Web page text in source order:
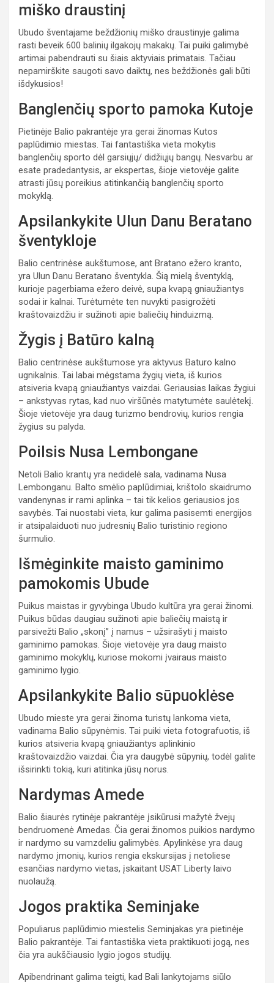
miško draustinį
Ubudo šventajame beždžionių miško draustinyje galima
rasti beveik 600 balinių ilgakojų makakų. Tai puiki galimybė
artimai pabendrauti su šiais aktyviais primatais. Tačiau
nepamirškite saugoti savo daiktų, nes beždžionės gali būti
išdykusios!
Banglenčių sporto pamoka Kutoje
Pietinėje Balio pakrantėje yra gerai žinomas Kutos
paplūdimio miestas. Tai fantastiška vieta mokytis
banglenčių sporto dėl garsiųjų/ didžiųjų bangų. Nesvarbu ar
esate pradedantysis, ar ekspertas, šioje vietovėje galite
atrasti jūsų poreikius atitinkančią banglenčių sporto
mokyklą.
Apsilankykite Ulun Danu Beratano
šventykloje
Balio centrinėse aukštumose, ant Bratano ežero kranto,
yra Ulun Danu Beratano šventykla. Šią mielą šventyklą,
kurioje pagerbiama ežero deivė, supa kvapą gniaužiantys
sodai ir kalnai. Turėtumėte ten nuvykti pasigrožėti
kraštovaizdžiu ir sužinoti apie baliečių hinduizmą.
Žygis į Batūro kalną
Balio centrinėse aukštumose yra aktyvus Baturo kalno
ugnikalnis. Tai labai mėgstama žygių vieta, iš kurios
atsiveria kvapą gniaužiantys vaizdai. Geriausias laikas žygiui
– ankstyvas rytas, kad nuo viršūnės matytumėte saulėtekį.
Šioje vietovėje yra daug turizmo bendrovių, kurios rengia
žygius su palyda.
Poilsis Nusa Lembongane
Netoli Balio krantų yra nedidelė sala, vadinama Nusa
Lembonganu. Balto smėlio paplūdimiai, krištolo skaidrumo
vandenynas ir rami aplinka – tai tik kelios geriausios jos
savybės. Tai nuostabi vieta, kur galima pasisemti energijos
ir atsipalaiduoti nuo judresnių Balio turistinio regiono
šurmulio.
Išmėginkite maisto gaminimo
pamokomis Ubude
Puikus maistas ir gyvybinga Ubudo kultūra yra gerai žinomi.
Puikus būdas daugiau sužinoti apie baliečių maistą ir
parsivežti Balio „skonį” į namus – užsirašyti į maisto
gaminimo pamokas. Šioje vietovėje yra daug maisto
gaminimo mokyklų, kuriose mokomi įvairaus maisto
gaminimo lygio.
Apsilankykite Balio sūpuoklėse
Ubudo mieste yra gerai žinoma turistų lankoma vieta,
vadinama Balio sūpynėmis. Tai puiki vieta fotografuotis, iš
kurios atsiveria kvapą gniaužiantys aplinkinio
kraštovaizdžio vaizdai. Čia yra daugybė sūpynių, todėl galite
išsirinkti tokią, kuri atitinka jūsų norus.
Nardymas Amede
Balio šiaurės rytinėje pakrantėje įsikūrusi mažytė žvejų
bendruomenė Amedas. Čia gerai žinomos puikios nardymo
ir nardymo su vamzdeliu galimybės. Apylinkėse yra daug
nardymo įmonių, kurios rengia ekskursijas į netoliese
esančias nardymo vietas, įskaitant USAT Liberty laivo
nuolaužą.
Jogos praktika Seminjake
Populiarus paplūdimio miestelis Seminjakas yra pietinėje
Balio pakrantėje. Tai fantastiška vieta praktikuoti jogą, nes
čia yra aukščiausio lygio jogos studijų.
Apibendrinant galima teigti, kad Bali lankytojams siūlo